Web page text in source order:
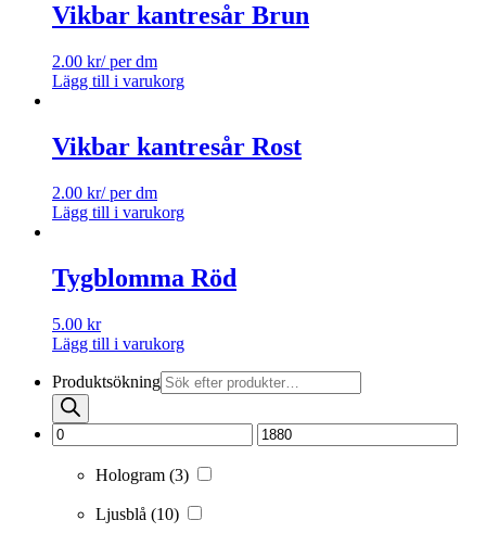
Vikbar kantresår Brun
2.00 kr/ per dm
Lägg till i varukorg
Vikbar kantresår Rost
2.00 kr/ per dm
Lägg till i varukorg
Tygblomma Röd
5.00 kr
Lägg till i varukorg
Produktsökning
Hologram (3)
Ljusblå (10)